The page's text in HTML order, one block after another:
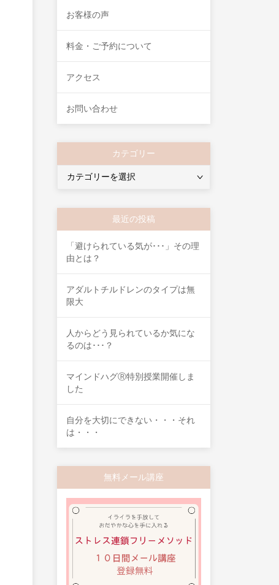
お客様の声
料金・ご予約について
アクセス
お問い合わせ
カテゴリー
ー
最近の投稿
「避けられている気が･･･」その理
由とは？
アダルトチルドレンのタイプは無
限大
人からどう見られているか気にな
るのは･･･？
マインドハグⓇ特別授業開催しま
した
自分を大切にできない・・・それ
は・・・
無料メール講座